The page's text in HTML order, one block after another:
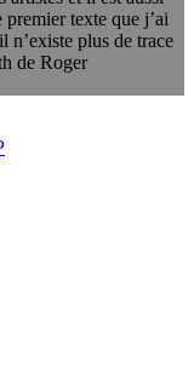
texte que j’ai
n’existe plus de trace
de Roger